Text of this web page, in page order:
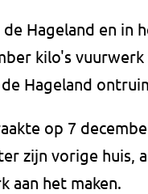
Hageland en in
kilo's
Hageland
op 7
zijn vorige huis,
aan het maken.